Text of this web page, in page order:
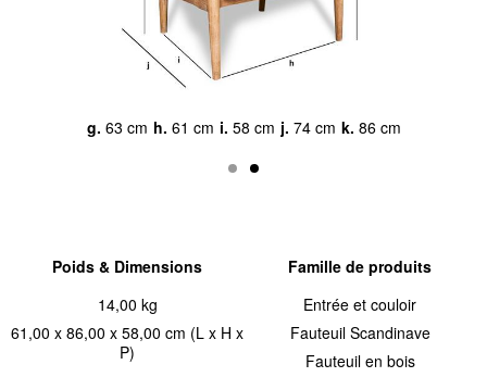
a.53 cm b.67 cm c.68 cm d.49 cm e.9 cm
Poids & Dimensions
14,00 kg
61,00 x 86,00 x 58,00 cm (L x H x
P)
Famille de produits
Entrée et couloir
Fauteuil Scandinave
Fauteuil en bois